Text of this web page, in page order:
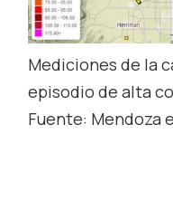
Mediciones de la
episodio de alta
Fuente: Mendoza